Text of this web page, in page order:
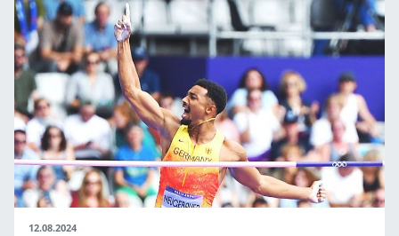
12.08.2024